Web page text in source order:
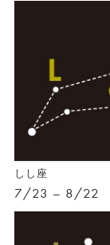
しし座
7/23 – 8/22